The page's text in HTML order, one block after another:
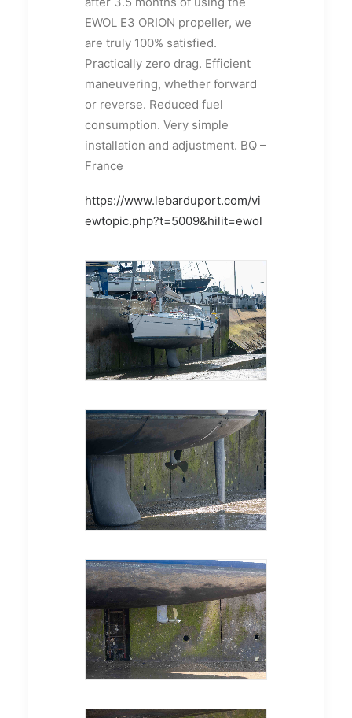
EWOL E3 ORION propeller, we
are truly 100% satisfied.
Practically zero drag. Efficient
maneuvering, whether forward
or reverse. Reduced fuel
consumption. Very simple
installation and adjustment. BQ –
France
https://www.lebarduport.com/vi
ewtopic.php?t=5009&hilit=ewol